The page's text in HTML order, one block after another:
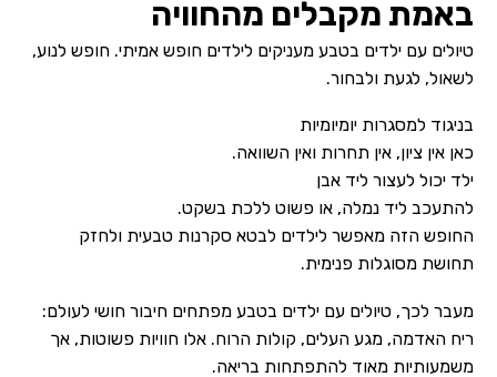
באמת מקבלים מהחוויה
טיולים עם ילדים בטבע מעניקים לילדים חופש אמיתי. חופש לנוע,
לשאול, לגעת ולבחור.
בניגוד למסגרות יומיומיות
כאן אין ציון, אין תחרות ואין השוואה.
ילד יכול לעצור ליד אבן
להתעכב ליד נמלה, או פשוט ללכת בשקט.
החופש הזה מאפשר לילדים לבטא סקרנות טבעית ולחזק
תחושת מסוגלות פנימית.
מעבר לכך, טיולים עם ילדים בטבע מפתחים חיבור חושי לעולם:
ריח האדמה, מגע העלים, קולות הרוח. אלו חוויות פשוטות, אך
משמעותיות מאוד להתפתחות בריאה.